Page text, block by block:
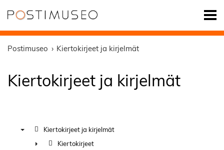
Postimuseo Kiertokirjeet ja kirjelmät
Kiertokirjeet ja kirjelmät
Kiertokirjeet ja kirjelmät
Kiertokirjeet